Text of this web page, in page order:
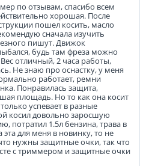
по отзывам, спасибо всем
хорошая. После
пошел косить, масло
сначала изучить
пишут. Движок
будь там фреза можно
отличный, 2 часа работы,
Не знаю про оснастку, у меня
работает, ремни
Понравилась защита,
площадь. Но то как она косит
успевает в разные
косил довольно заросшую
потратил 1.5л бензина, трава в
для меня в новинку, то не
нужны защитные очки, так что
с триммером и защитные очки